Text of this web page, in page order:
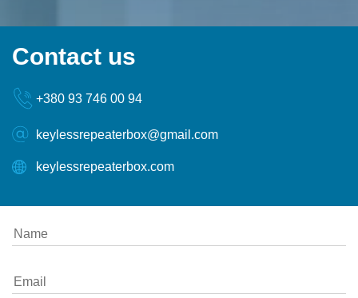
Contact us
+380 93 746 00 94
keylessrepeaterbox@gmail.com
keylessrepeaterbox.com